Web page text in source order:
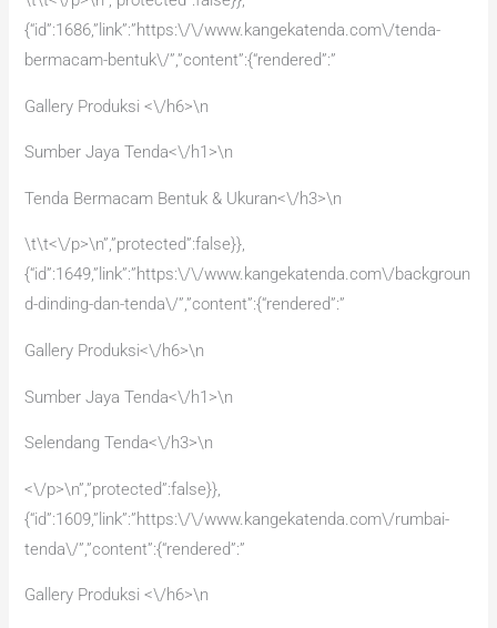
{“id”:1686,”link”:”https:\/\/www.kangekatenda.com\/tenda-
bermacam-bentuk\/”,”content”:{“rendered”:”
Gallery Produksi <\/h6>\n
Sumber Jaya Tenda<\/h1>\n
Tenda Bermacam Bentuk & Ukuran<\/h3>\n
\t\t<\/p>\n”,”protected”:false}},
{“id”:1649,”link”:”https:\/\/www.kangekatenda.com\/backgroun
d-dinding-dan-tenda\/”,”content”:{“rendered”:”
Gallery Produksi<\/h6>\n
Sumber Jaya Tenda<\/h1>\n
Selendang Tenda<\/h3>\n
<\/p>\n”,”protected”:false}},
{“id”:1609,”link”:”https:\/\/www.kangekatenda.com\/rumbai-
tenda\/”,”content”:{“rendered”:”
Gallery Produksi <\/h6>\n